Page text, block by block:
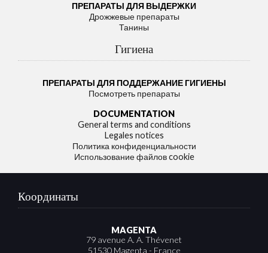
ПРЕПАРАТЫ ДЛЯ ВЫДЕРЖКИ
Дрожжевые препараты
Танины
Гигиена
ПРЕПАРАТЫ ДЛЯ ПОДДЕРЖАНИЕ ГИГИЕНЫ
Посмотреть препараты
DOCUMENTATION
General terms and conditions
Legales notices
Политика конфиденциальности
Использование файлов cookie
Координаты
MAGENTA
79 avenue A. A. Thévenet
51530 Magenta - France